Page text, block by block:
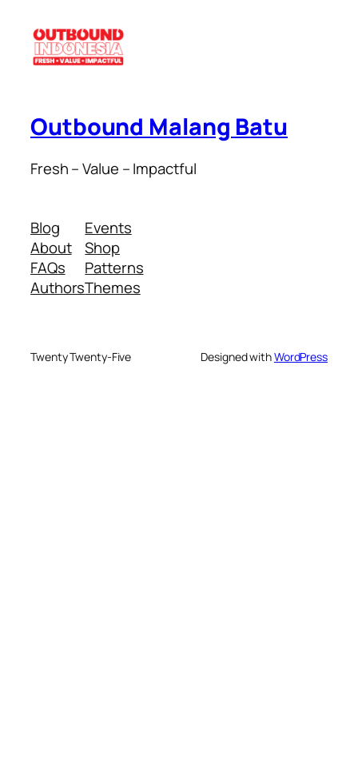
Outbound Malang Batu
Fresh – Value – Impactful
Blog
About
FAQs
Authors
Events
Shop
Patterns
Themes
Twenty Twenty-Five Designed withWordPress